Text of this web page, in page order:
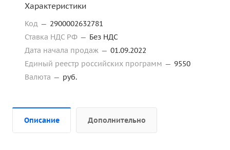
Характеристики
Код — 2900002632781
Ставка НДС РФ — Без НДС
Дата начала продаж — 01.09.2022
Единый реестр российских программ — 9550
Валюта — руб.
Описание Дополнительно